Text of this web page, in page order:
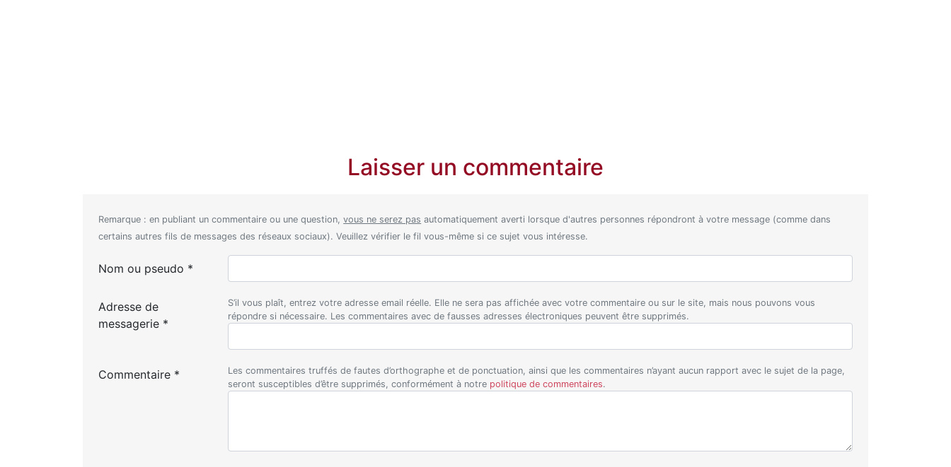
Laisser un commentaire
Remarque : en publiant un commentaire ou une question,vous ne serez pas automatiquement averti lorsque d'autres personnes répondront à votre message (comme dans
certains autres fils de messages des réseaux sociaux). Veuillez vérifier le fil vous-même si ce sujet vous intéresse.
Nom ou pseudo *
Adresse de
messagerie *
S’il vous plaît, entrez votre adresse email réelle. Elle ne sera pas affichée avec votre commentaire ou sur le site, mais nous pouvons vous
répondre si nécessaire. Les commentaires avec de fausses adresses électroniques peuvent être supprimés.
Commentaire *
Les commentaires truffés de fautes d’orthographe et de ponctuation, ainsi que les commentaires n’ayant aucun rapport avec le sujet de la page,
seront susceptibles d’être supprimés, conformément à notre politique de commentaires.